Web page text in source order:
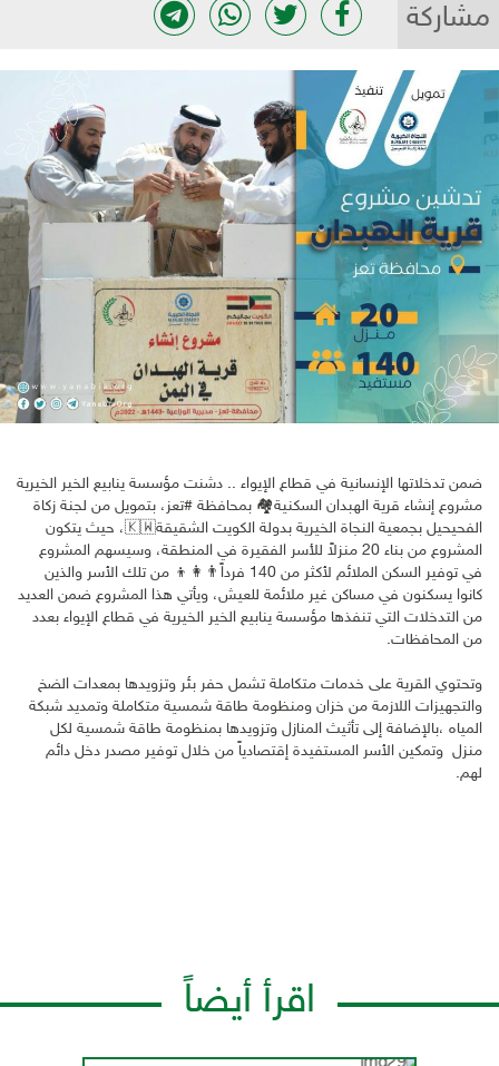
مشاركة
ضمن تدخلاتها الإنسانية في قطاع الإيواء .. دشنت مؤسسة ينابيع الخير الخيرية
مشروع إنشاء قرية الهبدان السكنية🏘️ بمحافظة #تعز، بتمويل من لجنة زكاة
الفحيحيل بجمعية النجاة الخيرية بدولة الكويت الشقيقة🇰🇼، حيث يتكون
المشروع من بناء 20 منزلاً للأسر الفقيرة في المنطقة، وسيسهم المشروع
في توفير السكن الملائم لأكثر من 140 فرداً👨‍👩‍👦 من تلك الأسر والذين
كانوا يسكنون في مساكن غير ملائمة للعيش، ويأتي هذا المشروع ضمن العديد
من التدخلات التي تنفذها مؤسسة ينابيع الخير الخيرية في قطاع الإيواء بعدد
من المحافظات.
وتحتوي القرية على خدمات متكاملة تشمل حفر بئر وتزويدها بمعدات الضخ
والتجهيزات اللازمة من خزان ومنظومة طاقة شمسية متكاملة وتمديد شبكة
المياه ،بالإضافة إلى تأثيث المنازل وتزويدها بمنظومة طاقة شمسية لكل
منزل وتمكين الأسر المستفيدة إقتصادياً من خلال توفير مصدر دخل دائم
لهم.
اقرأ أيضاً